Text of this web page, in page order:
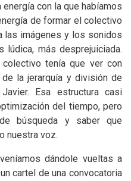
con la que habíamos
de formar el colectivo
las imágenes y los sonidos
lúdica, más desprejuiciada.
tenía que ver con
la jerarquía y división de
Esa estructura casi
del tiempo, pero
búsqueda y saber que
nuestra voz.
dándole vueltas a
cartel de una convocatoria